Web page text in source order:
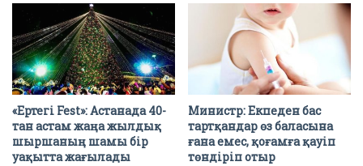
«Ертегі Fest»: Астанада 40-
тан астам жаңа жылдық
шыршаның шамы бір
уақытта жағылады
Министр: Екпеден бас
тартқандар өз баласына
ғана емес, қоғамға қауіп
төндіріп отыр